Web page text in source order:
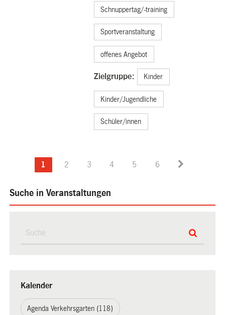
Schnuppertag/-training
Sportveranstaltung
offenes Angebot
Zielgruppe: Kinder
Kinder/Jugendliche
Schüler/innen
1 2 3 4 5 6
Suche in Veranstaltungen
Kalender
Agenda Verkehrsgarten (118)